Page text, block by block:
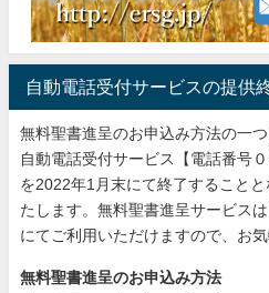
自動電話受付サービスの提供
無料聖書進呈のお申込み方法の一
自動電話受付サービス【電話番号
を2022年1月末にて終了すること
たします。無料聖書進呈サービス
にてご利用いただけますので、お
無料聖書進呈のお申込み方法